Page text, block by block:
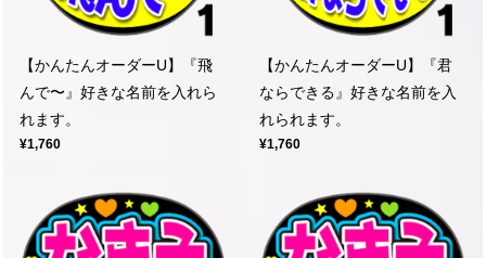
【かんたんオーダーU】『飛
んで〜』好きな名前を入れら
れます。
¥1,760
【かんたんオーダーU】『君
ならできる』好きな名前を入
れられます。
¥1,760